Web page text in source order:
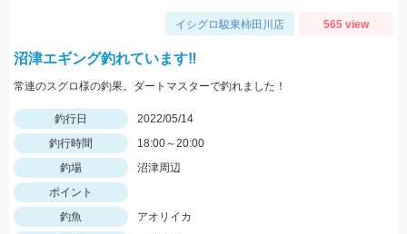
イシグロ駿東柿田川店 565 view
沼津エギング釣れています‼
常連のスグロ様の釣果。ダートマスターで釣れました！
釣行日
2022/05/14
釣行時間
18:00～20:00
釣場
沼津周辺
ポイント
釣魚
アオリイカ